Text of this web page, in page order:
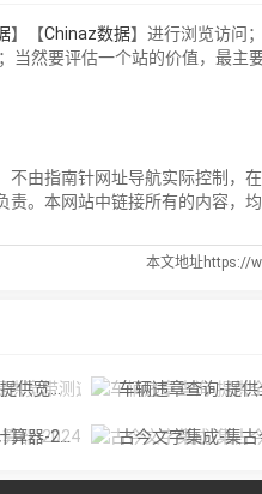
】【Chinaz数据】进行浏览访问
然要评估一个站的价值，最主
由指南针网址导航实际控制，
。本网站中链接所有的内容，
本文地址https://
速等在线网络测速 车辆违章查询-提供全国车辆违章查询
延迟退休时间入口 古今文字集成-集古今文字释義、字形更革、音韵演